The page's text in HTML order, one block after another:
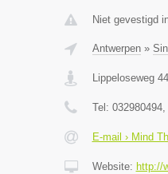
Niet gevestigd
Antwerpen»
Lippeloseweg 44
Tel: 032980494,
E-mail › Mind
Website: http://